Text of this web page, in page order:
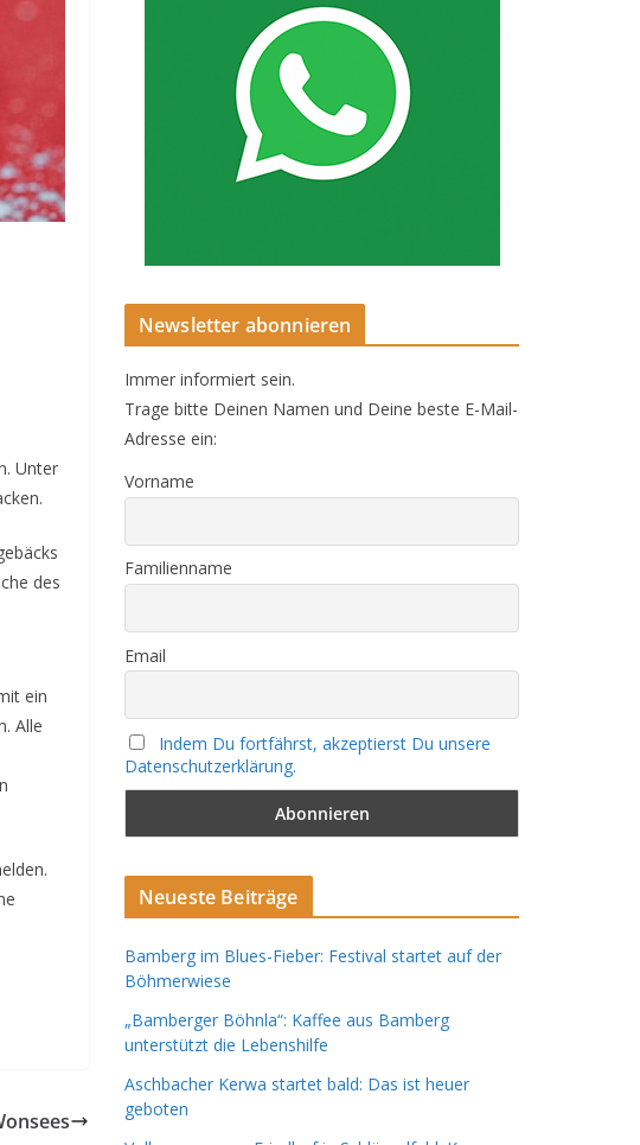
Unter
des
ein
Alle
Newsletter abonnieren
Immer informiert sein.
Trage bitte Deinen Namen und Deine beste E-Mail-
Adresse ein:
Vorname
Familienname
Email
Indem Du fortfährst, akzeptierst Du unsere
Datenschutzerklärung.
Neueste Beiträge
Bamberg im Blues-Fieber: Festival startet auf der
Böhmerwiese
„Bamberger Böhnla“: Kaffee aus Bamberg
unterstützt die Lebenshilfe
Aschbacher Kerwa startet bald: Das ist heuer
geboten